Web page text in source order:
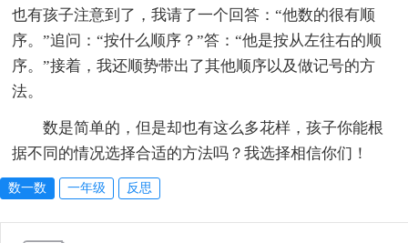
也有孩子注意到了，我请了一个回答：“他数的很有顺
序。”追问：“按什么顺序？”答：“他是按从左往右的顺
序。”接着，我还顺势带出了其他顺序以及做记号的方
法。
数是简单的，但是却也有这么多花样，孩子你能根
据不同的情况选择合适的方法吗？我选择相信你们！
数一数 一年级 反思